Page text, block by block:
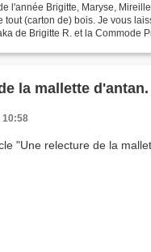
l'année Brigitte, Maryse,
tout (carton de) bois. Je vous
de Brigitte R. et la Commode
la mallette d'antan.
10:58